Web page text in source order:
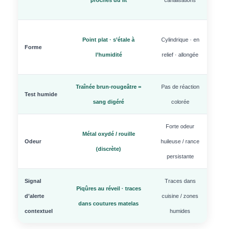
Forme
Point plat · s’étale à
l’humidité
Cylindrique · en
relief · allongée
Test humide
Traînée brun-rougeâtre =
sang digéré
Pas de réaction
colorée
Odeur
Métal oxydé / rouille
(discrète)
Forte odeur
huileuse / rance
persistante
Signal
d’alerte
contextuel
Piqûres au réveil · traces
dans coutures matelas
Traces dans
cuisine / zones
humides